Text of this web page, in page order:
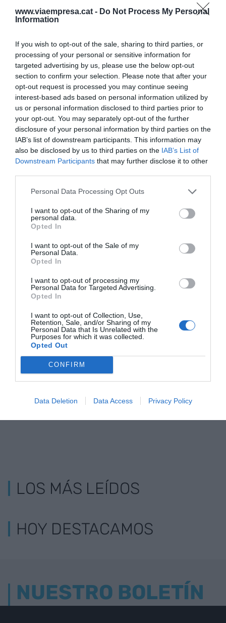
www.viaempresa.cat - Do Not Process My Personal
Information
If you wish to opt-out of the sale, sharing to third parties, or
processing of your personal or sensitive information for
targeted advertising by us, please use the below opt-out
section to confirm your selection. Please note that after your
opt-out request is processed you may continue seeing
interest-based ads based on personal information utilized by
us or personal information disclosed to third parties prior to
your opt-out. You may separately opt-out of the further
disclosure of your personal information by third parties on the
IAB’s list of downstream participants. This information may
also be disclosed by us to third parties on the IAB’s List of
Downstream Participants that may further disclose it to other
Personal Data Processing Opt Outs
I want to opt-out of the Sharing of my
personal data.
Opted In
I want to opt-out of the Sale of my
Personal Data.
Opted In
I want to opt-out of processing my
Personal Data for Targeted Advertising.
Opted In
I want to opt-out of Collection, Use,
Retention, Sale, and/or Sharing of my
Personal Data that Is Unrelated with the
Purposes for which it was collected.
Opted Out
CONFIRM
Data Deletion Data Access Privacy Policy
sanciones han sido por ejemplo para Endesa
o Energía XXI Comercialitzadora.
AñadirVIA Empresacomo fuente preferida
de Google de forma gratuita
Mantente informado con las últimas noticias de
actualidad
ACTIVAR AHORA
RELACIONADAS
Quién ha cocinado
el debut de Holaluz
en bolsa? Botín,
GVC Gaesco y la
banca andorrana
Holaluz debuta en
el MAB
Holaluz
LOS MÁS LEÍDOS
HOY DESTACAMOS
NUESTRO BOLETÍN